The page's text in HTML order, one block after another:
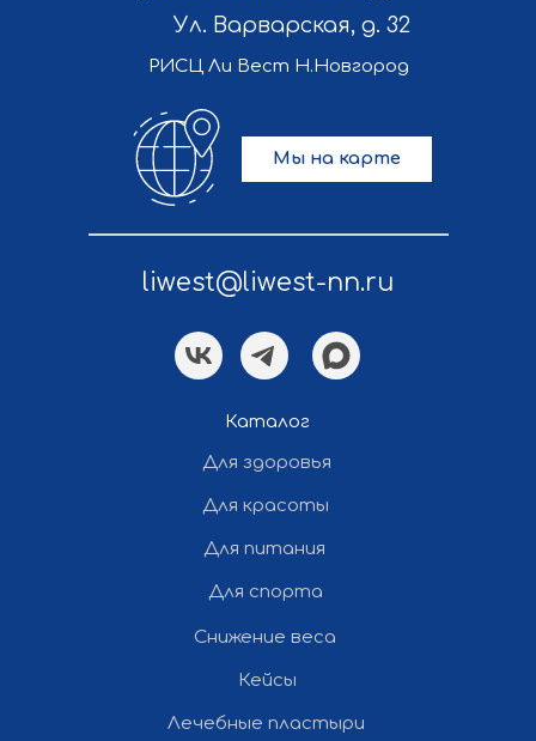
liwest@liwest-nn.ru
Снижение веса
Кейсы
Лечебные пластыри
Каталог
Для здоровья
Для красоты
Для питания
Для спорта
Мы на карте
Ул. Варварская, д. 32
РИСЦ Ли Вест Н.Новгород
Все права защищены ©